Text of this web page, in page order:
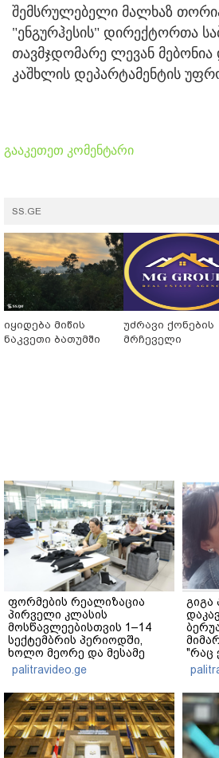
შემსრულებელი მალხაზ
"ენგურჰესის" დირექტორთა
თავმჯდომარე ლევან
კაშხლის დეპარტამენტის
გააკეთეთ კომენტარი
SS.GE
იყიდება მიწის
ნაკვეთი ბათუმში
უძრავი ქონების
მრჩეველი
ფორმების რეალიზაცია
პირველი კლასის
მოსწავლეებისთვის 1–14
სექტემბრის პერიოდში,
ხოლო მეორე და მესამე
ეტაპებზე...
palitravideo.ge
გიგა
"რაც
ჩემს
ვარ"